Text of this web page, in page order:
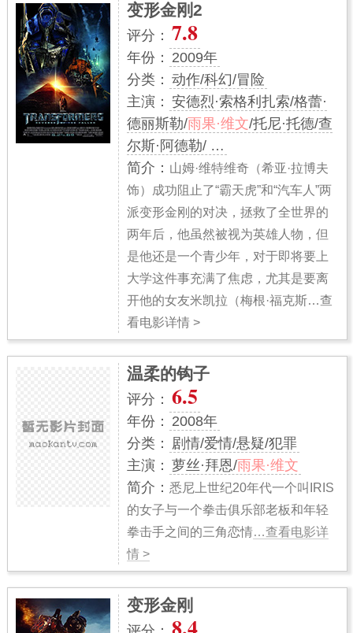
变形金刚2
评分： 7.8
年份： 2009年
分类： 动作/科幻/冒险
主演： 安德烈·索格利扎索/格蕾·
德丽斯勒/雨果·维文/托尼·托德/查
尔斯·阿德勒/ …
简介： 山姆·维特维奇（希亚·拉博夫
饰）成功阻止了“霸天虎”和“汽车人”两
派变形金刚的对决，拯救了全世界的
两年后，他虽然被视为英雄人物，但
是他还是一个青少年，对于即将要上
大学这件事充满了焦虑，尤其是要离
开他的女友米凯拉（梅根·福克斯…查
看电影详情 >
温柔的钩子
评分： 6.5
年份： 2008年
分类： 剧情/爱情/悬疑/犯罪
主演： 萝丝·拜恩/雨果·维文
简介： 悉尼上世纪20年代一个叫IRIS
的女子与一个拳击俱乐部老板和年轻
拳击手之间的三角恋情…查看电影详
情 >
变形金刚